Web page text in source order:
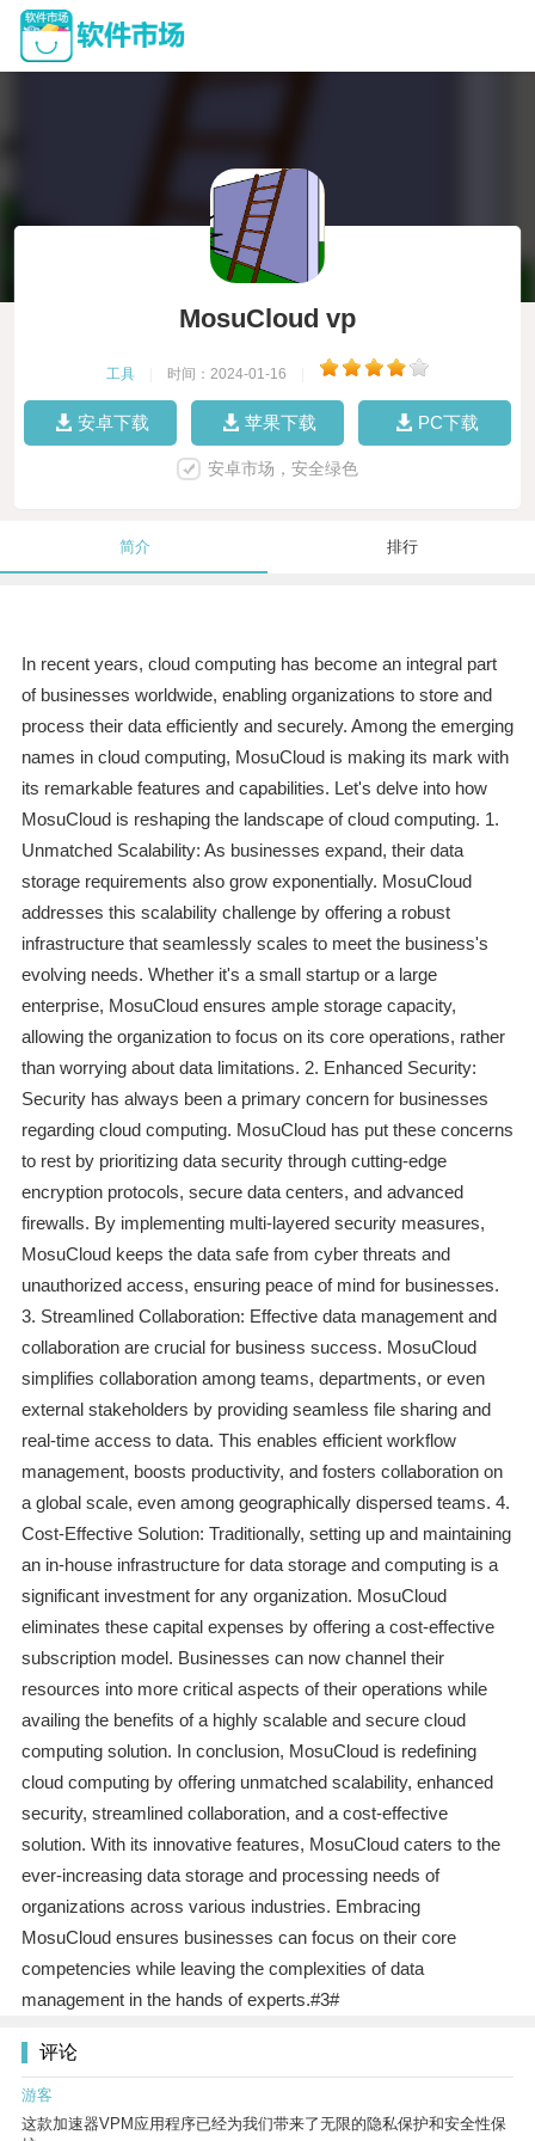
MosuCloud vp
工具 时间：2024-01-16
安卓下载 苹果下载 PC下载
安卓市场，安全绿色
简介 排行
In recent years, cloud computing has become an integral part
of businesses worldwide, enabling organizations to store and
process their data efficiently and securely. Among the emerging
names in cloud computing, MosuCloud is making its mark with
its remarkable features and capabilities. Let's delve into how
MosuCloud is reshaping the landscape of cloud computing. 1.
Unmatched Scalability: As businesses expand, their data
storage requirements also grow exponentially. MosuCloud
addresses this scalability challenge by offering a robust
infrastructure that seamlessly scales to meet the business's
evolving needs. Whether it's a small startup or a large
enterprise, MosuCloud ensures ample storage capacity,
allowing the organization to focus on its core operations, rather
than worrying about data limitations. 2. Enhanced Security:
Security has always been a primary concern for businesses
regarding cloud computing. MosuCloud has put these concerns
to rest by prioritizing data security through cutting-edge
encryption protocols, secure data centers, and advanced
firewalls. By implementing multi-layered security measures,
MosuCloud keeps the data safe from cyber threats and
unauthorized access, ensuring peace of mind for businesses.
3. Streamlined Collaboration: Effective data management and
collaboration are crucial for business success. MosuCloud
simplifies collaboration among teams, departments, or even
external stakeholders by providing seamless file sharing and
real-time access to data. This enables efficient workflow
management, boosts productivity, and fosters collaboration on
a global scale, even among geographically dispersed teams. 4.
Cost-Effective Solution: Traditionally, setting up and maintaining
an in-house infrastructure for data storage and computing is a
significant investment for any organization. MosuCloud
eliminates these capital expenses by offering a cost-effective
subscription model. Businesses can now channel their
resources into more critical aspects of their operations while
availing the benefits of a highly scalable and secure cloud
computing solution. In conclusion, MosuCloud is redefining
cloud computing by offering unmatched scalability, enhanced
security, streamlined collaboration, and a cost-effective
solution. With its innovative features, MosuCloud caters to the
ever-increasing data storage and processing needs of
organizations across various industries. Embracing
MosuCloud ensures businesses can focus on their core
competencies while leaving the complexities of data
management in the hands of experts.#3#
评论
游客
这款加速器VPM应用程序已经为我们带来了无限的隐私保护和安全性保